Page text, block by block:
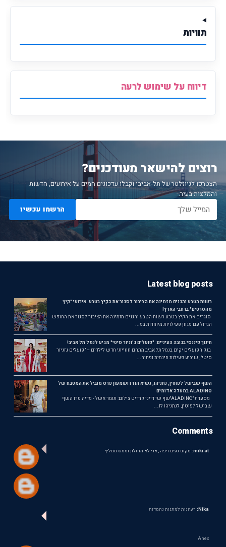
תוויות
דיווח על שימוש לרעה
רוצים להישאר מעודכנים?
הצטרפו לניוזלטר של תל-אביבי וקבלו עדכונים חמים על אירועים, חדשות
והמלצות בעיר.
הרשמו עכשיו
Latest blog posts
רשות הטבע והגנים מזמינה את הציבור לסגור את הקיץ בטבע: אירועי "קיץ
מהסרטים" ברחבי הארץ!
סוגרים את הקיץ בטבע רשות הטבע והגנים מזמינה את הציבור לסגור את החופש
הגדול עם מגוון פעילויות מיוחדות במ...
חינוך פיננסי בגובה העיניים: "פועלים ג'וניור סיטי" מגיע לנמל תל אביב!
בנק הפועלים יקים בנמל תל אביב מתחם חווייתי חדש לילדים – "פועלים ג'וניור
סיטי", שיציע פעילות חינמית ופתוח...
השף שבישל לפוטין, נתניהו, נשיא הודו ושמעון פרס מוביל את המטבח של
ALADINO במעלה אדומים
מסעדת ״ALADINO״שף שי דייני קרדיט צילום: תומר אשל - מדיה פרו השף
שבישל לפוטין, לנתניהו לנ...
Comments
miki at: מקום נעים ויפה , אני לא מחולון וממש ממליץ
Nika: רעיונות למתנות נחמדות
Anex